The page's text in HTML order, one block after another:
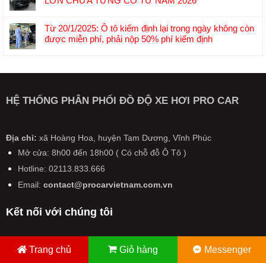
Nam
năm
2026:
xả
đời
cũ
sản
xuất
rắn:
đệm
quan
tới
pin
rắn
hoàn
6
chính
liên
ô
máy
hiệu
lực
năm
có
bình
luận
TÔ
SẮP
CÓ
THAY
ĐỔI
LỚN
TỪNG
CÓ
NĂM
2026
Từ 20/1/2025: Ô tô kiểm định lại trong ngày không còn
được miễn phí, phải nộp 50% phí kiểm định
bình
ở
Từ
tô
kiểm
định
lại
trong
ngày
còn
miễn
phải
HỆ THỐNG PHÂN PHỐI ĐỒ ĐỘ XE HƠI PRO CAR
Địa chỉ: xã Hoàng Hoa, huyện Tam Dương, Vĩnh Phúc
Mở cửa: 8h00 đến 18h00 ( Có chỗ đỗ Ô Tô )
Hotline: 02113.833.666
Email:contact@procarvietnam.com.vn
Kết nối với chúng tôi
Trang chủ Giỏ hàng Messenger